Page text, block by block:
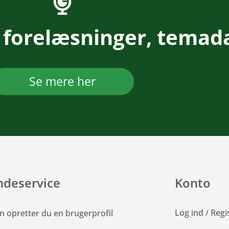
Se mere her
opretter du en brugerprofil
Konto
Log ind /